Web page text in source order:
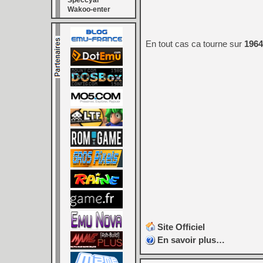
Wakoo-enter
En tout cas ca tourne sur 1964
Site Officiel
En savoir plus…